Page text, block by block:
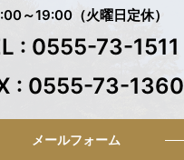
～19:00（火曜日定休）
: 0555-73-1511
: 0555-73-1360
メールフォーム